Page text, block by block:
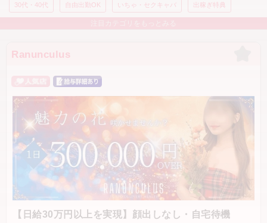
30代・40代 自由出勤OK いちゃ・セクキャバ 出稼ぎ特典
Ranunculus
【日給30万円以上を実現】顔出しなし・自宅待機